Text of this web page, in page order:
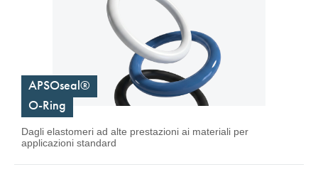
APSOseal®
O-Ring
Dagli elastomeri ad alte prestazioni ai materiali per
applicazioni standard